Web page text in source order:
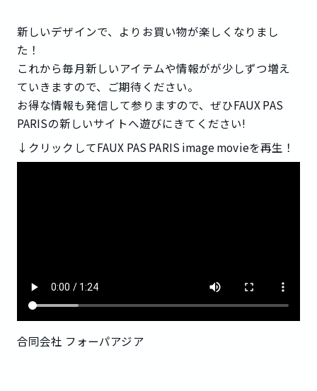
新しいデザインで、よりお買い物が楽しくなりまし
た！
これから毎月新しいアイテムや情報がが少しずつ増え
ていきますので、ご期待ください。
お得な情報も発信して参りますので、ぜひFAUX PAS
PARISの新しいサイトへ遊びにきてください!
↓クリックしてFAUX PAS PARIS image movieを再生！
合同会社 フォーパアジア